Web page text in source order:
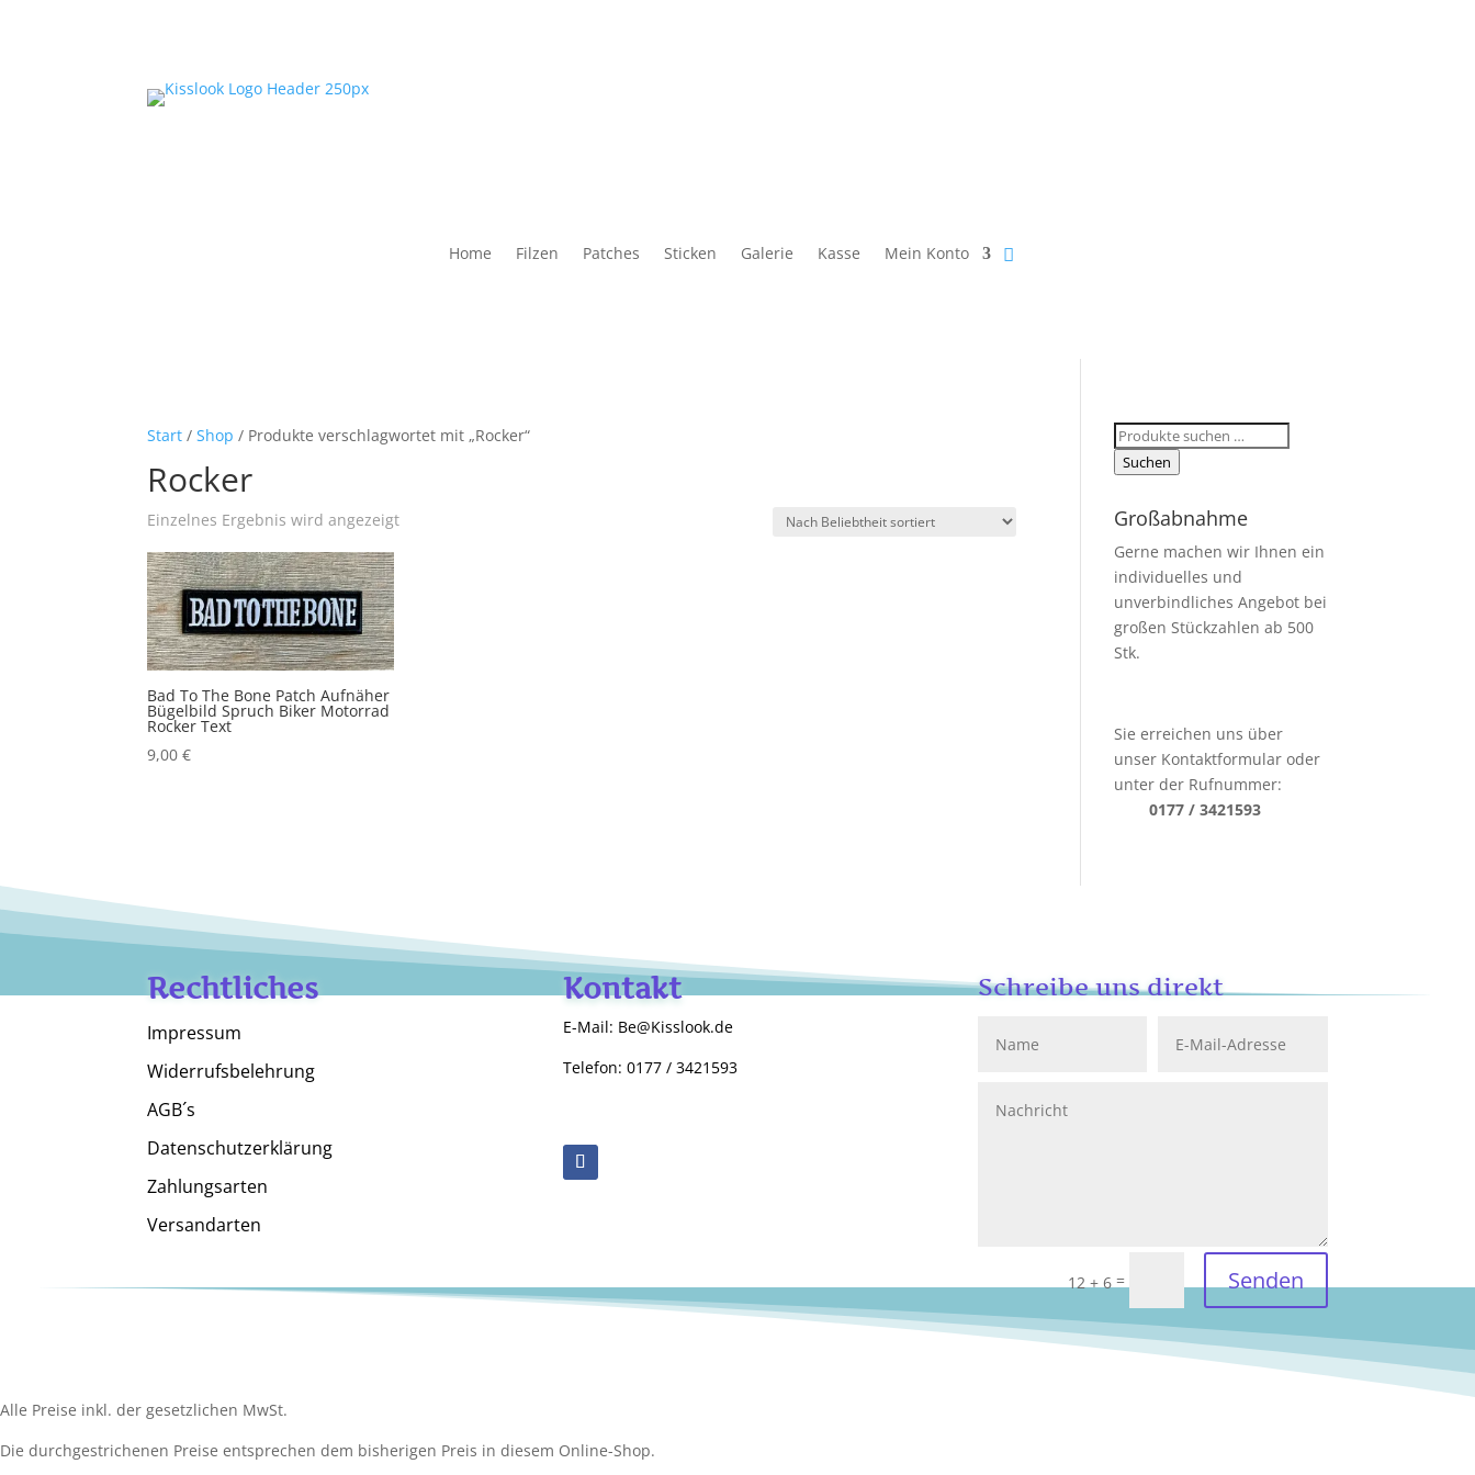
Home Filzen Patches Sticken Galerie Kasse Mein Konto
Start /Shop / Produkte verschlagwortet mit „Rocker“
Rocker
Einzelnes Ergebnis wird angezeigt
Bad To The Bone Patch Aufnäher
Bügelbild Spruch Biker Motorrad
Rocker Text
9,00€
Suchen
nach:
Suchen
Großabnahme
Gerne machen wir Ihnen ein
individuelles und
unverbindliches Angebot bei
großen Stückzahlen ab 500
Stk.
Sie erreichen uns über
unser Kontaktformular oder
unter der Rufnummer:
0177 / 3421593
Rechtliches
Impressum
Widerrufsbelehrung
AGB´s
Datenschutzerklärung
Zahlungsarten
Versandarten
Kontakt
E-Mail: Be@Kisslook.de
Telefon: 0177 / 3421593
Schreibe uns direkt
12 + 6= Senden
Alle Preise inkl. der gesetzlichen MwSt.
Die durchgestrichenen Preise entsprechen dem bisherigen Preis in diesem Online-Shop.